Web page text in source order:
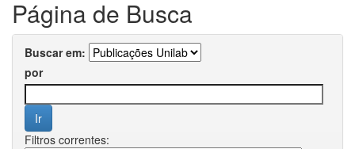
Página de Busca
Buscar em:
por
Filtros correntes: